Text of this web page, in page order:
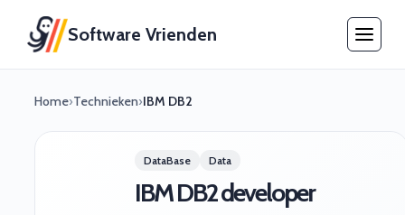
Software Vrienden
Home›Technieken›IBM DB2
DataBase Data
IBM DB2 developer